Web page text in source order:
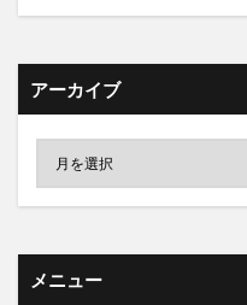
アーカイブ
メニュー